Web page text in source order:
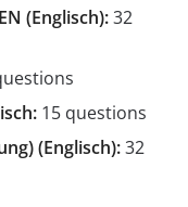
(Englisch):32
15 questions
(Englisch):32